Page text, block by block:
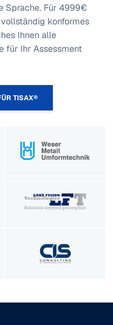
Sprache. Für 4999€
konformes
Ihnen alle
für Ihr Assessment
TISAX®